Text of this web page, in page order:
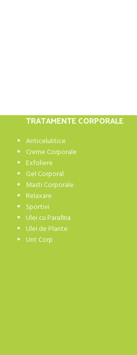
TRATAMENTE CORPORALE
Anticelulitice
Creme Corporale
Exfoliere
Gel Corporal
Masti Corporale
Relaxare
Sportivi
Ulei cu Parafina
Ulei de Plante
Unt Corp